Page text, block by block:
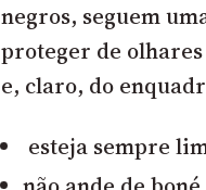
negros, seguem
proteger de
e, claro, do
esteja sempre